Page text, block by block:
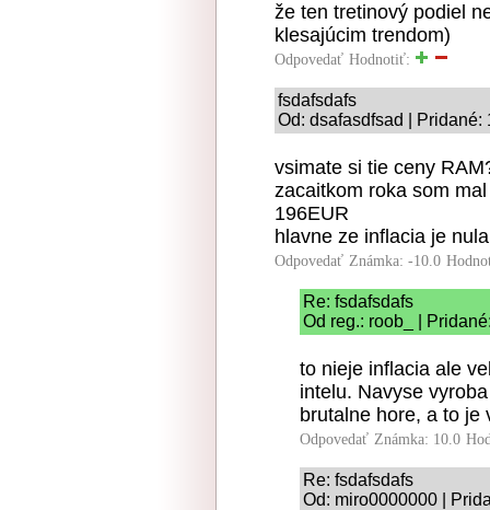
že ten tretinový podiel
klesajúcim trendom)
Odpovedať Hodnotiť:
fsdafsdafs
Od: dsafasdfsad | Pridané:
vsimate si tie ceny
zacaitkom roka som
196EUR
hlavne ze inflacia je
Odpovedať Známka: -10.0
Re: fsdafsdafs
Od reg.: roob_ |
to nieje inflacia ale
intelu. Navyse
brutalne hore, a to je
Odpovedať Známka: 10.0
Re: fsdafsdafs
Od: miro0000000 |